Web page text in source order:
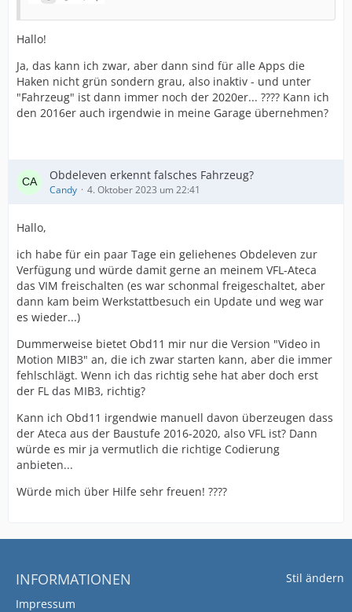
Hallo!
Ja, das kann ich zwar, aber dann sind für alle Apps die
Haken nicht grün sondern grau, also inaktiv - und unter
"Fahrzeug" ist dann immer noch der 2020er... ???? Kann ich
den 2016er auch irgendwie in meine Garage übernehmen?
Obdeleven erkennt falsches Fahrzeug?
Candy 4. Oktober 2023 um 22:41
Hallo,
ich habe für ein paar Tage ein geliehenes Obdeleven zur
Verfügung und würde damit gerne an meinem VFL-Ateca
das VIM freischalten (es war schonmal freigeschaltet, aber
dann kam beim Werkstattbesuch ein Update und weg war
es wieder...)
Dummerweise bietet Obd11 mir nur die Version "Video in
Motion MIB3" an, die ich zwar starten kann, aber die immer
fehlschlägt. Wenn ich das richtig sehe hat aber doch erst
der FL das MIB3, richtig?
Kann ich Obd11 irgendwie manuell davon überzeugen dass
der Ateca aus der Baustufe 2016-2020, also VFL ist? Dann
würde es mir ja vermutlich die richtige Codierung
anbieten...
Würde mich über Hilfe sehr freuen! ????
Stil ändern
INFORMATIONEN
Impressum